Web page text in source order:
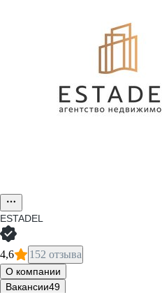
ESTADEL
4,6 152 отзыва
О компании
Вакансии49